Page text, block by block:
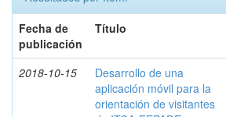
Fecha de
publicación
Título
2018-10-15
Desarrollo de una
aplicación móvil para la
orientación de visitantes